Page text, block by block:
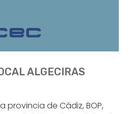
ALGECIRAS
provincia de Cádiz, BOP,